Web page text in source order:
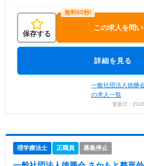
保存する
この求人を問
詳細を見る
一般社団法人徳勝
の求人一覧
更新日：
理学療法士 正職員 募集停止